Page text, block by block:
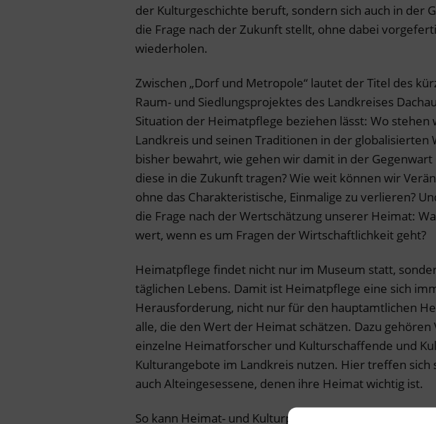
der Kulturgeschichte beruft, sondern sich auch in der
die Frage nach der Zukunft stellt, ohne dabei
wiederholen.
Zwischen „Dorf und Metropole“ lautet der Titel des
Raum- und Siedlungsprojektes des Landkreises
Situation der Heimatpflege beziehen lässt: Wo
Landkreis und seinen Traditionen in der globalisierten
bisher bewahrt, wie gehen wir damit in der
diese in die Zukunft tragen? Wie weit können wir
ohne das Charakteristische, Einmalige zu verlieren?
die Frage nach der Wertschätzung unserer Heimat:
wert, wenn es um Fragen der Wirtschaftlichkeit geht?
Heimatpflege findet nicht nur im Museum statt,
täglichen Lebens. Damit ist Heimatpflege eine sich
Herausforderung, nicht nur für den hauptamtlichen
alle, die den Wert der Heimat schätzen. Dazu gehören
einzelne Heimatforscher und Kulturschaffende und
Kulturangebote im Landkreis nutzen. Hier treffen sich
auch Alteingesessene, denen ihre Heimat wichtig ist.
So kann Heimat- und Kulturpflege heute nicht nur die